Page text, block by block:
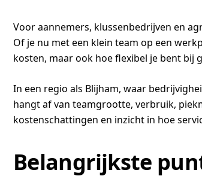
Voor aannemers, klussenbedrijven en
Of je nu met een klein team op een
kosten, maar ook hoe flexibel je bent bij
In een regio als Blijham, waar
hangt af van teamgrootte, verbruik,
kostenschattingen en inzicht in hoe
Belangrijkste